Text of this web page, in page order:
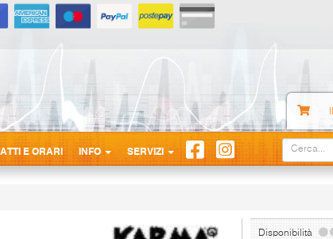
E ORARI INFO SERVIZI
Disponibilità